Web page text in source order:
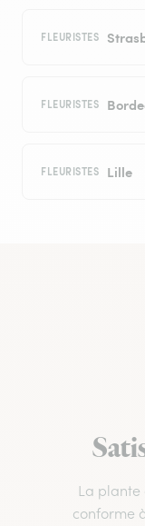
FLEURISTES
FLEURISTES
FLEURISTES Lille
La plante
conforme